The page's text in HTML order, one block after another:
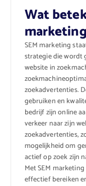
Wat
SEM marketing
strategie die wordt
website in
zoekadvertenties.
gebruiken en
bedrijf zijn online
verkeer naar zijn
zoekadvertenties,
mogelijkheid om
actief op zoek zijn
Met SEM
effectief bereiken